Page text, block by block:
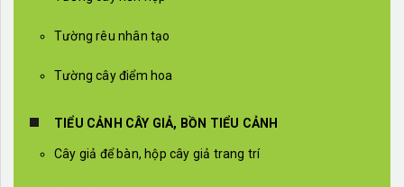
Tường rêu nhân tạo
Tường cây điểm hoa
TIỂU CẢNH CÂY GIẢ, BỒN TIỂU CẢNH
Cây giả để bàn, hộp cây giả trang trí